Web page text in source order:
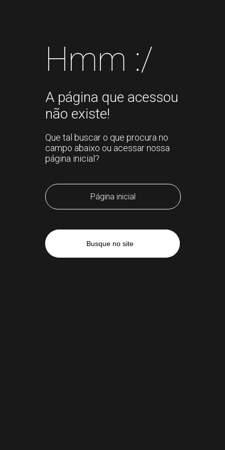
Hmm :/
A página que acessou
não existe!
Que tal buscar o que procura no
campo abaixo ou acessar nossa
página inicial?
Página inicial